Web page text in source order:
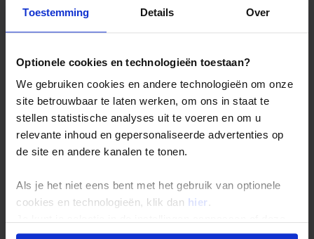
Toestemming Details Over
Optionele cookies en technologieën toestaan?
We gebruiken cookies en andere technologieën om onze
site betrouwbaar te laten werken, om ons in staat te
stellen statistische analyses uit te voeren en om u
relevante inhoud en gepersonaliseerde advertenties op
de site en andere kanalen te tonen.
Als je het niet eens bent met het gebruik van optionele
cookies en technologieën, klik dan hier .
onder aan de pagina op elk gewenst moment voor de
optionele excursies
boekings(dossier)kosten
reizen of voor reizigers met Nederlandse nationaliteit)
consumentenbijdrage SGR € 5,- per persoon (enkel op
Nederlandse reizen)
reis- en annuleringsverzekering
Eenpersoonskamer vanaf: € 550,-